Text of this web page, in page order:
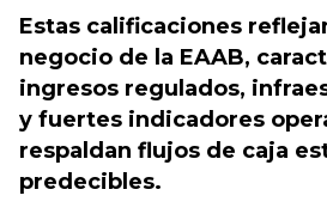
Estas calificaciones
negocio de la EAAB,
ingresos regulados,
y fuertes indicadores
respaldan flujos de caja
predecibles.